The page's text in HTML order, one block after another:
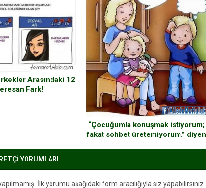
Arasındaki 12
Fark!
“Çocuğumla konuşmak istiyorum;
fakat sohbet üretemiyorum.” diyen
YORUMLARI
İlk yorumu aşağıdaki form aracılığıyla siz yapabilirsiniz.